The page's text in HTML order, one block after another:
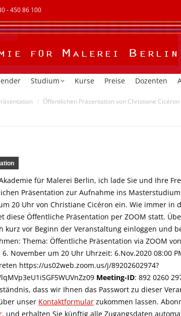
- 450 86 100
Studium Kurse Preise Dozenten
Öffentlichen Präsentation von Christiane Cicéron
für Malerei Berlin, ich lade Sie und Ihre
Präsentation zur Aufnahme ins
20 Uhr von Christiane Cicéron ein. Wie immer in
diese Öffentliche Präsentation per ZOOM statt.
kurz vor Beginn der Veranstaltung einloggen und
Thema: Öffentliche Präsentation via ZOOM
November um 20 Uhr Uhrzeit: 6.Nov.2020 08:00
https://us02web.zoom.us/j/89202602974?
Meeting-ID: 892 0260
dass wir Ihnen das Passwort zu dieser
unser Kontaktformular zukommen lassen.
, und erhalten Sie künftig alle Zugangsdaten